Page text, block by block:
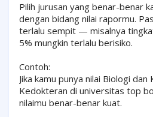
Pilih jurusan yang benar-benar
dengan bidang nilai rapormu.
terlalu sempit — misalnya
5% mungkin terlalu berisiko.
Contoh:
Jika kamu punya nilai Biologi
Kedokteran di universitas top
nilaimu benar-benar kuat.